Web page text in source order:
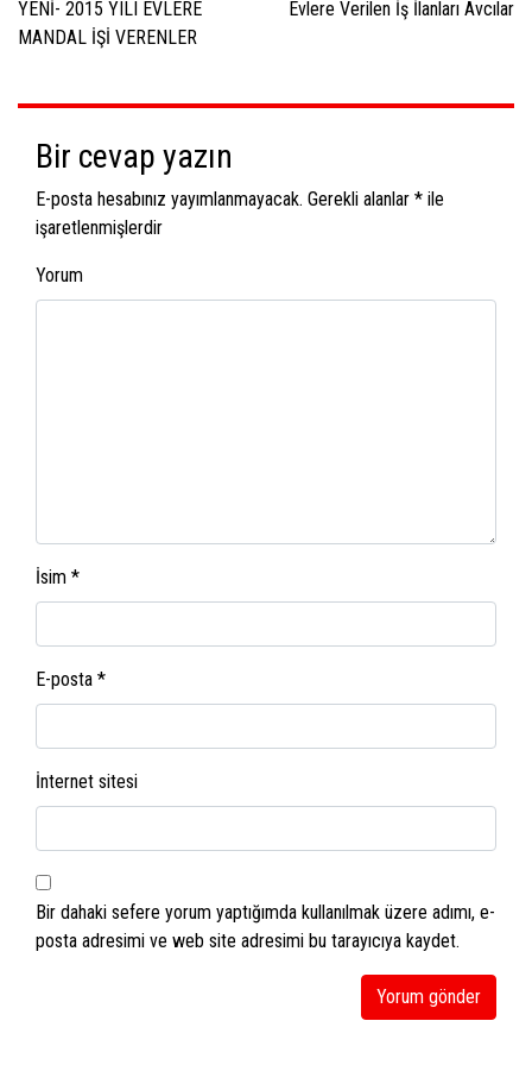
dolaşımı
YENİ- 2015 YILI EVLERE
MANDAL İŞİ VERENLER
Evlere Verilen İş İlanları Avcılar
Bir cevap yazın
E-posta hesabınız yayımlanmayacak. Gerekli alanlar * ile
işaretlenmişlerdir
Yorum
İsim *
E-posta *
İnternet sitesi
Bir dahaki sefere yorum yaptığımda kullanılmak üzere adımı, e-
posta adresimi ve web site adresimi bu tarayıcıya kaydet.